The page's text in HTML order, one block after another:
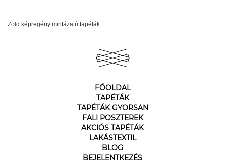
Zöld képregény mintázatú tapéták.
FŐOLDAL
TAPÉTÁK
TAPÉTÁK GYORSAN
FALI POSZTEREK
AKCIÓS TAPÉTÁK
LAKÁSTEXTIL
BLOG
BEJELENTKEZÉS